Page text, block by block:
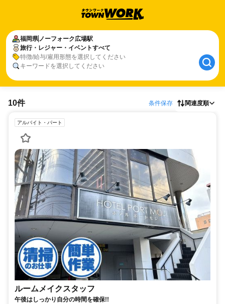
福岡県ノーフォーク広場駅
旅行・レジャー・イベントすべて
特徴/給与/雇用形態を選択してください
キーワードを選択してください
10件 条件保存 関連度順
アルバイト・パート
ルームメイクスタッフ
午後はしっかり自分の時間を確保!!